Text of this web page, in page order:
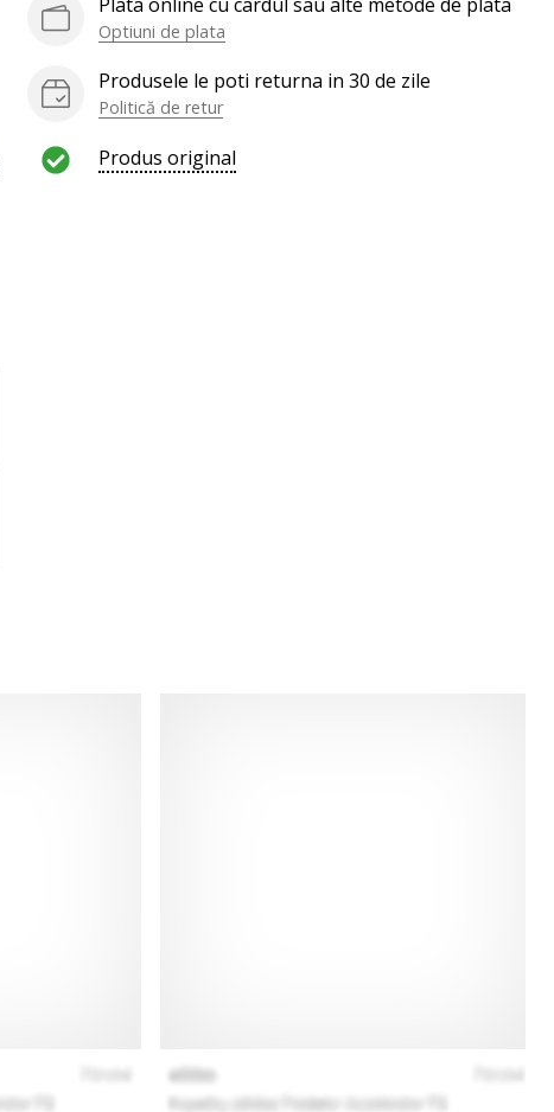
Optiuni de plata
Produsele le poti returna in 30 de zile
Politică de retur
Produs original